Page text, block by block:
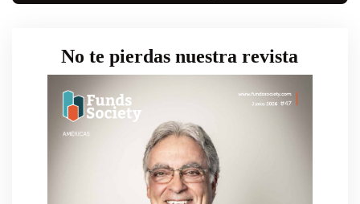
No te pierdas nuestra revista